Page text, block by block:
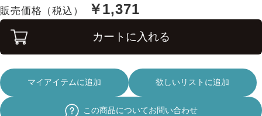
販売価格（税込） ￥1,371
カートに入れる
マイアイテムに追加 欲しいリストに追加
この商品についてお問い合わせ